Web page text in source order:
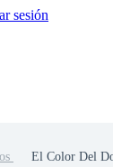
sesión
El Color Del